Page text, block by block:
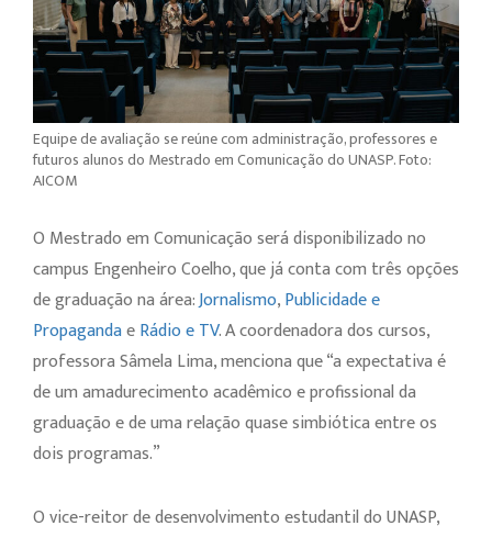
Equipe de avaliação se reúne com administração, professores e
futuros alunos do Mestrado em Comunicação do UNASP. Foto:
AICOM
O Mestrado em Comunicação será disponibilizado no
campus Engenheiro Coelho, que já conta com três opções
de graduação na área:Jornalismo,Publicidade e
PropagandaeRádio e TV. A coordenadora dos cursos,
professora Sâmela Lima, menciona que “a expectativa é
de um amadurecimento acadêmico e profissional da
graduação e de uma relação quase simbiótica entre os
dois programas.”
O vice-reitor de desenvolvimento estudantil do UNASP,